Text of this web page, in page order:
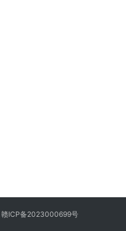
赣ICP备2023000699号